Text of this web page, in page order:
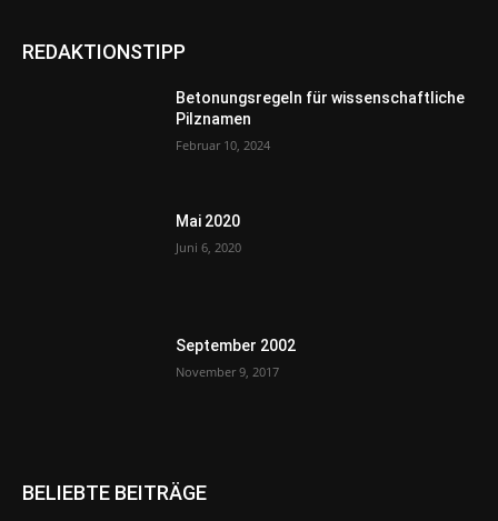
REDAKTIONSTIPP
Betonungsregeln für wissenschaftliche
Pilznamen
Februar 10, 2024
Mai 2020
Juni 6, 2020
September 2002
November 9, 2017
BELIEBTE BEITRÄGE